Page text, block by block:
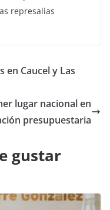
represalias
Caucel y Las
lugar nacional en
presupuestaria
gustar